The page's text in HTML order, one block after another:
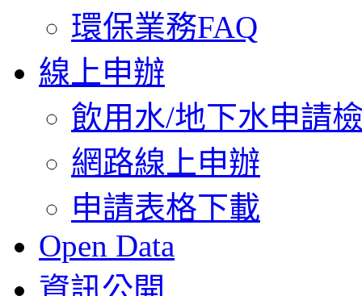
環保業務FAQ
線上申辦
飲用水/地下水申請
網路線上申辦
申請表格下載
Open Data